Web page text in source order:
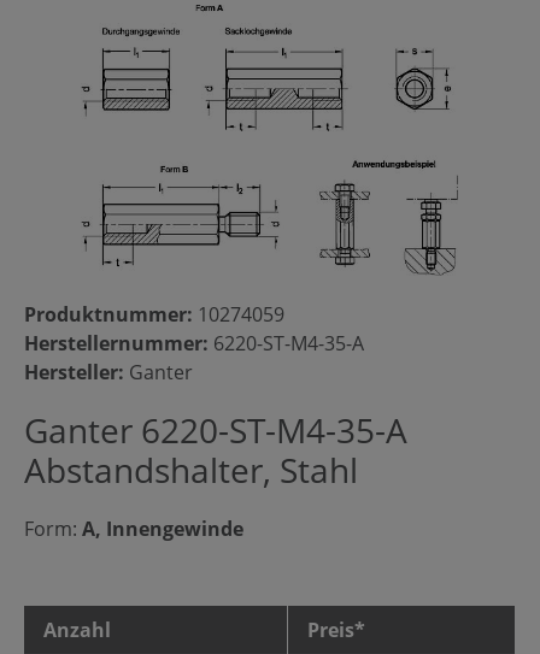
Bildergalerie überspringen
Produktnummer: 10274059
Herstellernummer: 6220-ST-M4-35-A
Hersteller: Ganter
Ganter 6220-ST-M4-35-A
Abstandshalter, Stahl
Form: A, Innengewinde
Anzahl
Preis*